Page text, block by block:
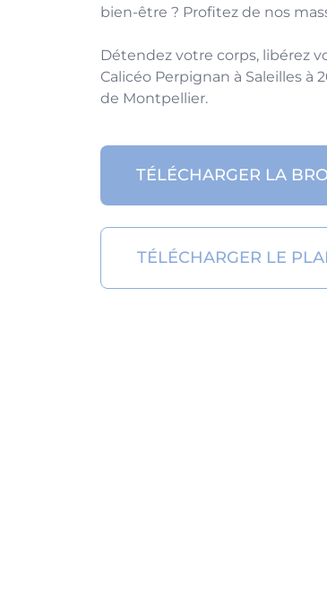
bien-être ? Profitez de nos
Détendez votre corps, libérez
Calicéo Perpignan à Saleilles à
de Montpellier.
TÉLÉCHARGER LA
TÉLÉCHARGER LE